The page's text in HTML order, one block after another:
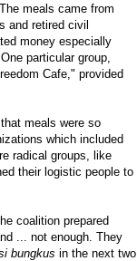
meals came from
and retired civil
money especially
particular group,
Cafe," provided
meals were so
which included
radical groups, like
their logistic people to
coalition prepared
... not enough. They
bungkus in the next two